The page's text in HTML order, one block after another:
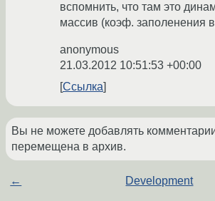
вспомнить, что там это
массив (коэф. заполенения
anonymous
21.03.2012 10:51:53 +00:00
Ссылка
Вы не можете добавлять
перемещена в архив.
← Development